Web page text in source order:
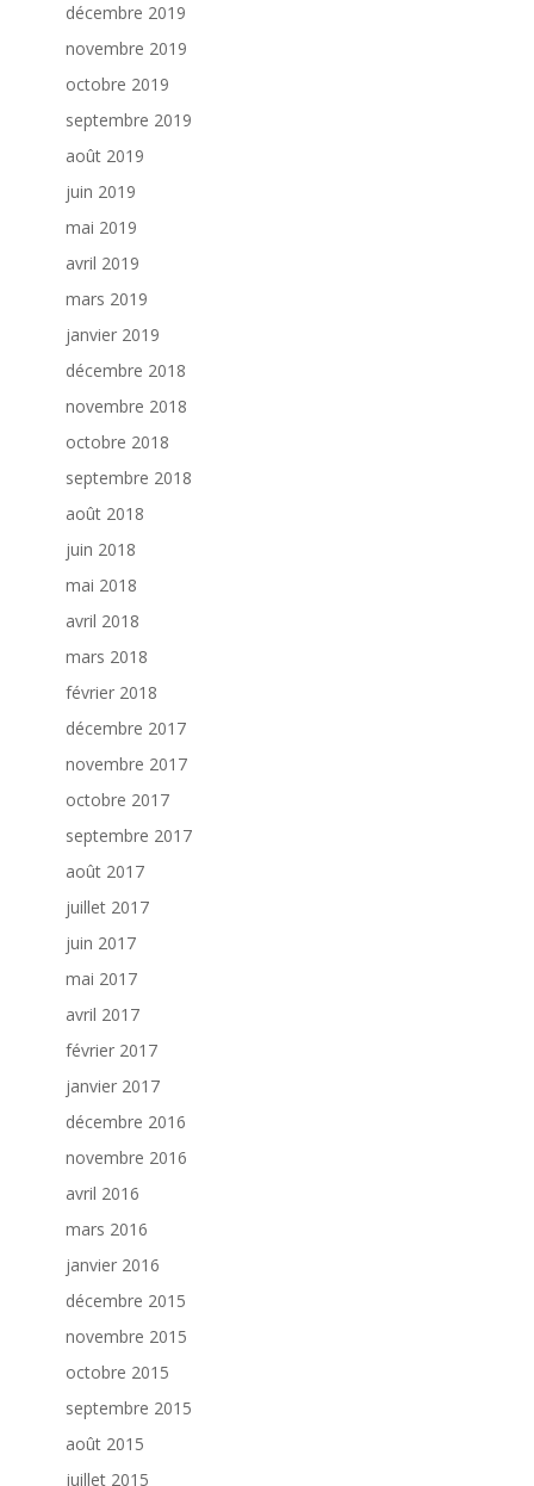
décembre 2019
novembre 2019
octobre 2019
septembre 2019
août 2019
juin 2019
mai 2019
avril 2019
mars 2019
janvier 2019
décembre 2018
novembre 2018
octobre 2018
septembre 2018
août 2018
juin 2018
mai 2018
avril 2018
mars 2018
février 2018
décembre 2017
novembre 2017
octobre 2017
septembre 2017
août 2017
juillet 2017
juin 2017
mai 2017
avril 2017
février 2017
janvier 2017
décembre 2016
novembre 2016
avril 2016
mars 2016
janvier 2016
décembre 2015
novembre 2015
octobre 2015
septembre 2015
août 2015
juillet 2015